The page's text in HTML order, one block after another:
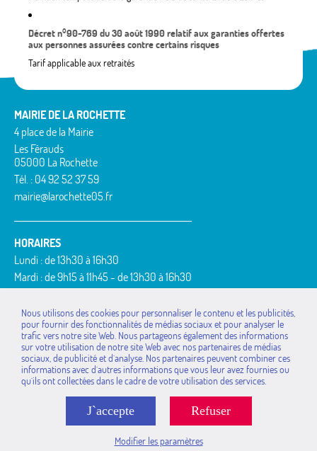
Décret n°90-769 du 30 août 1990 relatif aux garanties offertes
aux personnes assurées contre certains risques
Tarif applicable aux retraités
MAIRIE DE LA ROCHETTE
4 place de la Mairie
Les Férauds
05000 La Rochette
Tél. : 04 92 52 37 59
mairie@larochette05.fr
HORAIRES
Lundi : de 13h30 à 16h30
Mardi : de 9h15 à 11h45 - de 13h30 à 16h30
Jeudi : de 9h15 à 11h45 - de 13h30 à 16h30
Vendredi : de 9h15 à 11h45
MAIRIES DE LA
COMMUNAUTÉ DE
COMMUNES
Avançon
La Bâtie-Neuve
La Bâtie-Vieille
La Rochette
Montgardin
Remollon
Rousset
Saint-Étienne-le-Laus
Théus
Mentions légales www.pimentrouge.fr
Nous utilisons des cookies pour personnaliser le contenu et les publicités,
pour fournir des fonctionnalités de médias sociaux et pour analyser le
trafic vers notre site Web. Nous partageons également des informations
sur votre utilisation de notre site Web avec nos partenaires de médias
sociaux, de publicité et d`analyse. Nos partenaires peuvent combiner ces
informations avec d`autres informations que vous leur avez fournies ou
qu`ils ont collectées dans le cadre de votre utilisation des services.
Refuser
J`accepte
Modifier les paramètres